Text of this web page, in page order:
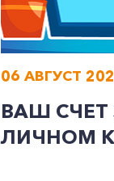
06 АВГУСТ
ВАШ
ЛИЧНОМ